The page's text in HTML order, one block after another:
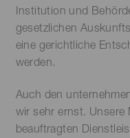
Institution und
gesetzlichen
eine gerichtliche
werden.
Auch den
wir sehr ernst. Unsere
beauftragten